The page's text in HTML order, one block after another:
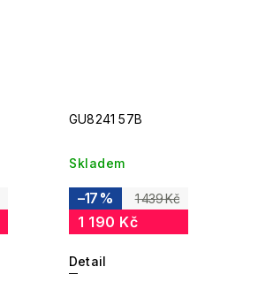
GU8241 57B
Skladem
1 439 Kč
–17 %
1 190 Kč
Detail